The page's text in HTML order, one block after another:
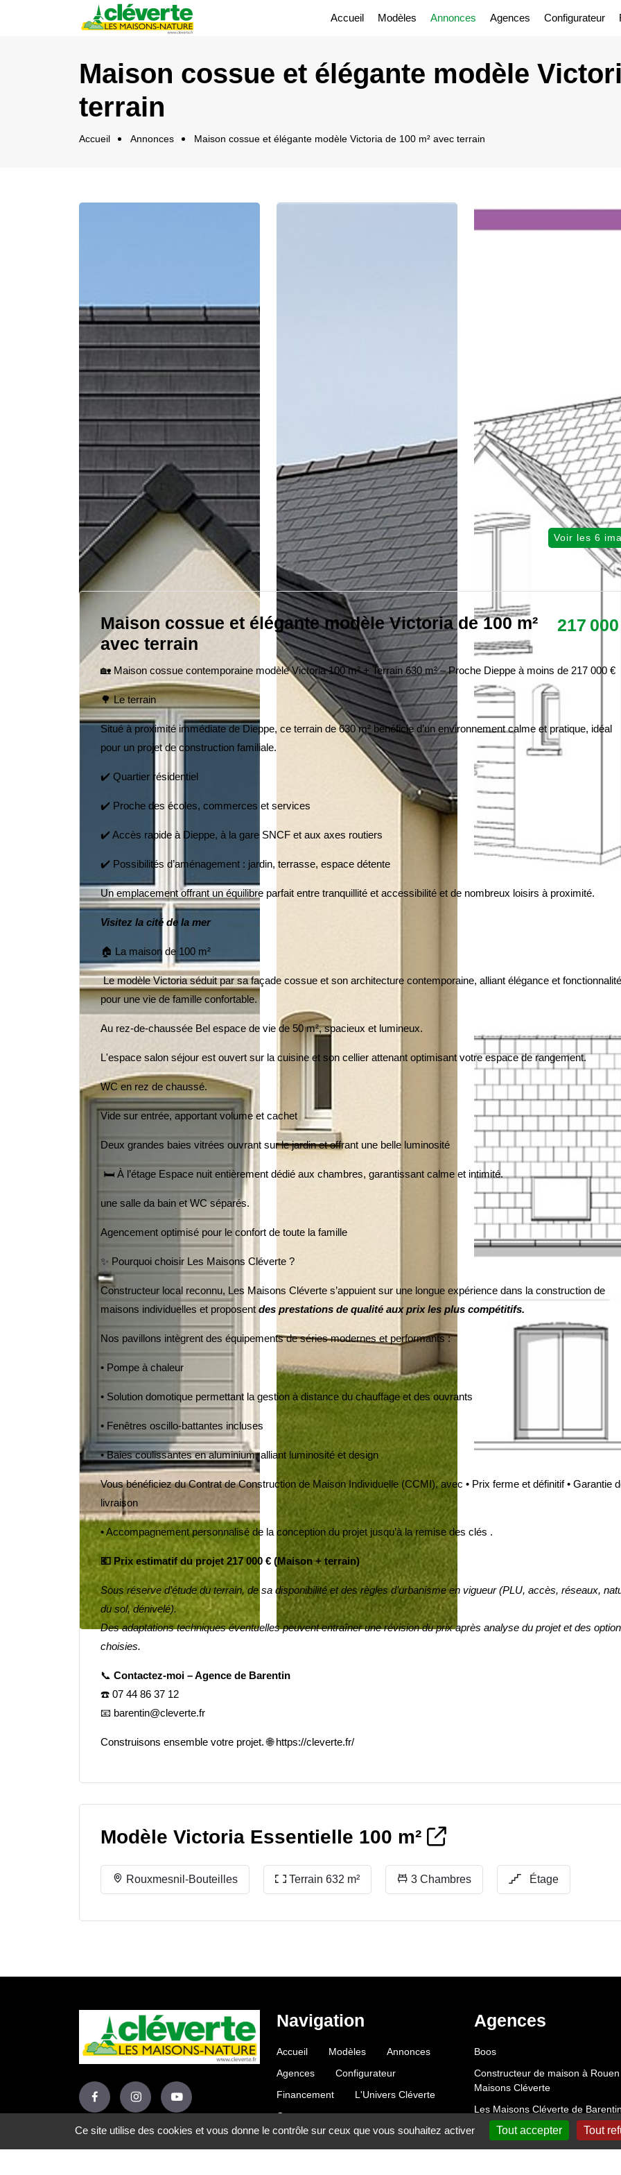
Accueil Modèles Annonces Agences Configurateur
Maison cossue et élégante modèle
terrain
Accueil Annonces Maison cossue et élégante modèle Victoria de 100 m² avec terrain
Voir les 6
217
Maison cossue et élégante modèle Victoria de 100 m²
avec terrain
🏡 Maison cossue contemporaine modèle Victoria 100 m² + Terrain 630 m² – Proche Dieppe à moins de 217 000 €
🌳 Le terrain
Situé à proximité immédiate de Dieppe, ce terrain de 630 m² bénéficie d’un environnement calme et pratique, idéal
pour un projet de construction familiale.
✔️ Quartier résidentiel
✔️ Proche des écoles, commerces et services
✔️ Accès rapide à Dieppe, à la gare SNCF et aux axes routiers
✔️ Possibilités d’aménagement : jardin, terrasse, espace détente
Un emplacement offrant un équilibre parfait entre tranquillité et accessibilité et de nombreux loisirs à proximité.
Visitez la cité de la mer
🏠 La maison de 100 m²
Le modèle Victoria séduit par sa façade cossue et son architecture contemporaine, alliant élégance et fonctionnalité
pour une vie de famille confortable.
Au rez-de-chaussée Bel espace de vie de 50 m², spacieux et lumineux.
L'espace salon séjour est ouvert sur la cuisine et son cellier attenant optimisant votre espace de rangement.
WC en rez de chaussé.
Vide sur entrée, apportant volume et cachet
Deux grandes baies vitrées ouvrant sur le jardin et offrant une belle luminosité
🛏️ À l’étage Espace nuit entièrement dédié aux chambres, garantissant calme et intimité.
une salle da bain et WC séparés.
Agencement optimisé pour le confort de toute la famille
✨ Pourquoi choisir Les Maisons Cléverte ?
Constructeur local reconnu, Les Maisons Cléverte s’appuient sur une longue expérience dans la construction de
maisons individuelles et proposent des prestations de qualité aux prix les plus compétitifs.
Nos pavillons intègrent des équipements de séries modernes et performants :
• Pompe à chaleur
• Solution domotique permettant la gestion à distance du chauffage et des ouvrants
• Fenêtres oscillo-battantes incluses
• Baies coulissantes en aluminium, alliant luminosité et design
Vous bénéficiez du Contrat de Construction de Maison Individuelle (CCMI), avec • Prix ferme et définitif • Garantie
livraison
• Accompagnement personnalisé de la conception du projet jusqu’à la remise des clés .
💶 Prix estimatif du projet 217 000 € (Maison + terrain)
Sous réserve d’étude du terrain, de sa disponibilité et des règles d’urbanisme en vigueur (PLU, accès, réseaux,
du sol, dénivelé).
Des adaptations techniques éventuelles peuvent entraîner une révision du prix après analyse du projet et des
choisies.
📞 Contactez-moi – Agence de Barentin
☎️ 07 44 86 37 12
📧 barentin@cleverte.fr
Construisons ensemble votre projet.🌐 https://cleverte.fr/
Modèle Victoria Essentielle 100 m²
Rouxmesnil-Bouteilles Terrain 632 m² 3 Chambres Étage
Navigation
Accueil Modèles
Annonces
Agences
Configurateur
Financement
L'Univers Cléverte
Contact
Agences
Boos
Constructeur de maison à
Maisons Cléverte
Les Maisons Cléverte de
Panneau de gestion des cookies
Ce site utilise des cookies et vous donne le contrôle sur ceux que vous souhaitez activer Tout accepter Tout